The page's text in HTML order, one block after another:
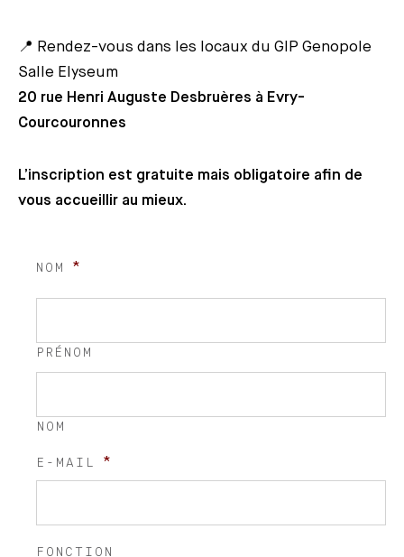
📍 Rendez-vous dans les locaux du GIP Genopole
Salle Elyseum
20 rue Henri Auguste Desbruères à Evry-
Courcouronnes
L’inscription est gratuite mais obligatoire afin de
vous accueillir au mieux.
NOM *
PRÉNOM
NOM
E-MAIL *
FONCTION